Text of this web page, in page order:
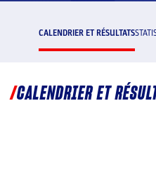
CALENDRIER ET RÉSULTATS
CALENDRIER ET